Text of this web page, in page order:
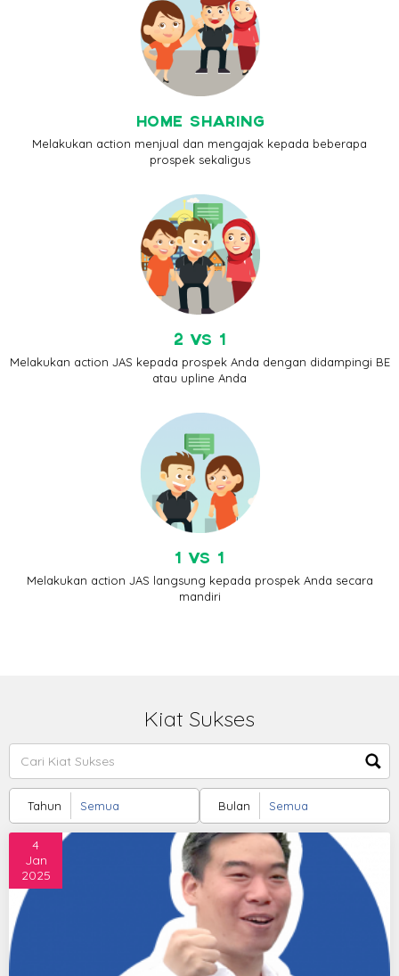
HOME SHARING
Melakukan action menjual dan mengajak kepada beberapa
prospek sekaligus
2 VS 1
Melakukan action JAS kepada prospek Anda dengan didampingi BE
atau upline Anda
1 VS 1
Melakukan action JAS langsung kepada prospek Anda secara
mandiri
Kiat Sukses
Bulan
Tahun
4
Jan
2025